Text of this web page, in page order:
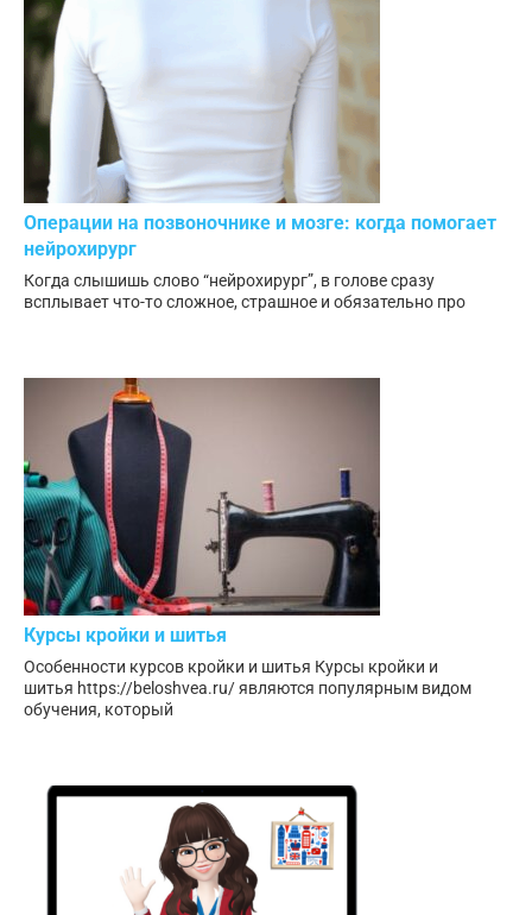
Операции на позвоночнике и мозге: когда помогает
нейрохирург
Когда слышишь слово “нейрохирург”, в голове сразу
всплывает что-то сложное, страшное и обязательно про
Курсы кройки и шитья
Особенности курсов кройки и шитья Курсы кройки и
шитья https://beloshvea.ru/ являются популярным видом
обучения, который